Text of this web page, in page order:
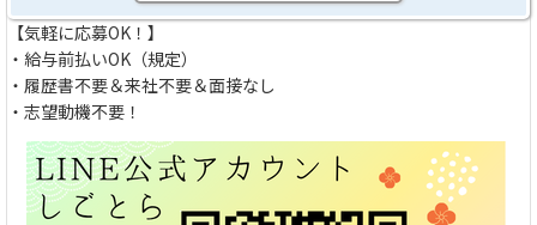
【気軽に応募OK！】
・給与前払いOK（規定）
・履歴書不要＆来社不要＆面接なし
・志望動機不要！